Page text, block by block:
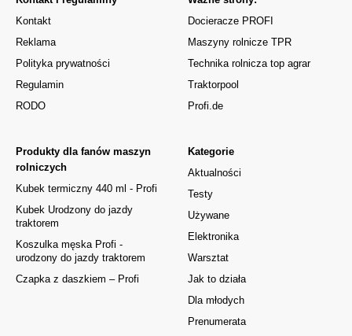
Kontakt
Reklama
Polityka prywatności
Regulamin
RODO
Kategorie
Aktualności
Testy
Używane
Elektronika
Warsztat
Jak to działa
Dla młodych
Prenumerata
Produkty dla fanów maszyn
rolniczych
Kubek termiczny 440 ml - Profi
Kubek Urodzony do jazdy
traktorem
Koszulka męska Profi -
urodzony do jazdy traktorem
Czapka z daszkiem – Profi
Docieracze PROFI
Maszyny rolnicze TPR
Technika rolnicza top agrar
Traktorpool
Profi.de